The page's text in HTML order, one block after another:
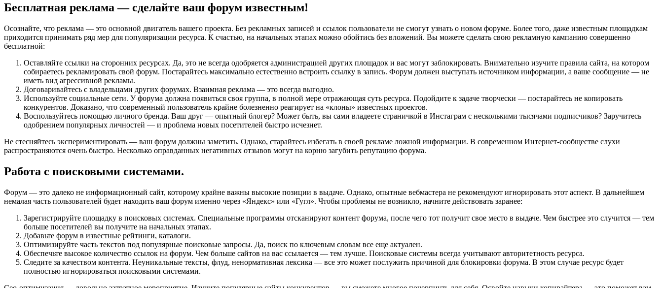
Бесплатная реклама — сделайте ваш форум известным!
Осознайте, что реклама — это основной двигатель вашего проекта. Без рекламных записей и ссылок пользователи не смогут узнать о новом форуме. Более того, даже известным площадкам
приходится принимать ряд мер для популяризации ресурса. К счастью, на начальных этапах можно обойтись без вложений. Вы можете сделать свою рекламную кампанию совершенно
бесплатной:
Оставляйте ссылки на сторонних ресурсах. Да, это не всегда одобряется администрацией других площадок и вас могут заблокировать. Внимательно изучите правила сайта, на котором
собираетесь рекламировать свой форум. Постарайтесь максимально естественно встроить ссылку в запись. Форум должен выступать источником информации, а ваше сообщение — не
иметь вид агрессивной рекламы.
Договаривайтесь с владельцами других форумах. Взаимная реклама — это всегда выгодно.
Используйте социальные сети. У форума должна появиться своя группа, в полной мере отражающая суть ресурса. Подойдите к задаче творчески — постарайтесь не копировать
конкурентов. Доказано, что современный пользователь крайне болезненно реагирует на «клоны» известных проектов.
Воспользуйтесь помощью личного бренда. Ваш друг — опытный блогер? Может быть, вы сами владеете страничкой в Инстаграм с несколькими тысячами подписчиков? Заручитесь
одобрением популярных личностей — и проблема новых посетителей быстро исчезнет.
Не стесняйтесь экспериментировать — ваш форум должны заметить. Однако, старайтесь избегать в своей рекламе ложной информации. В современном Интернет-сообществе слухи
распространяются очень быстро. Несколько оправданных негативных отзывов могут на корню загубить репутацию форума.
Работа с поисковыми системами.
Форум — это далеко не информационный сайт, которому крайне важны высокие позиции в выдаче. Однако, опытные вебмастера не рекомендуют игнорировать этот аспект. В дальнейшем
немалая часть пользователей будет находить ваш форум именно через «Яндекс» или «Гугл». Чтобы проблемы не возникло, начните действовать заранее:
Зарегистрируйте площадку в поисковых системах. Специальные программы отсканируют контент форума, после чего тот получит свое место в выдаче. Чем быстрее это случится — тем
больше посетителей вы получите на начальных этапах.
Добавьте форум в известные рейтинги, каталоги.
Оптимизируйте часть текстов под популярные поисковые запросы. Да, поиск по ключевым словам все еще актуален.
Обеспечьте высокое количество ссылок на форум. Чем больше сайтов на вас ссылается — тем лучше. Поисковые системы всегда учитывают авторитетность ресурса.
Следите за качеством контента. Неуникальные тексты, флуд, ненормативная лексика — все это может послужить причиной для блокировки форума. В этом случае ресурс будет
полностью игнорироваться поисковыми системами.